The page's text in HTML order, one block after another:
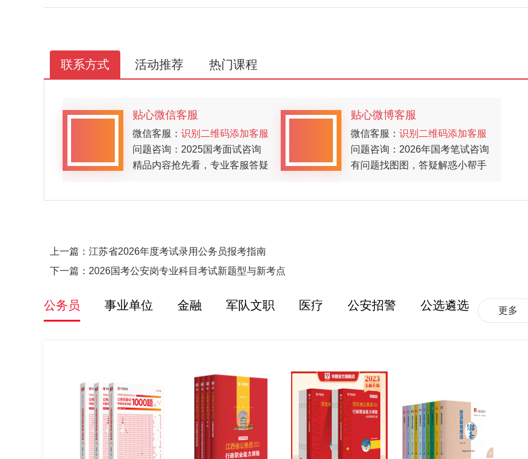
联系方式 活动推荐 热门课程
贴心微信客服
微信客服： 识别二维码添加客服
问题咨询：2025国考面试咨询
精品内容抢先看，专业客服答疑
贴心微博客服
微信客服： 识别二维码添加客服
问题咨询：2026年国考笔试咨询
有问题找图图，答疑解惑小帮手
上一篇： 江苏省2026年度考试录用公务员报考指南
下一篇： 2026国考公安岗专业科目考试新题型与新考点
公务员 事业单位 金融 军队文职 医疗 公安招警 公选遴选 更多